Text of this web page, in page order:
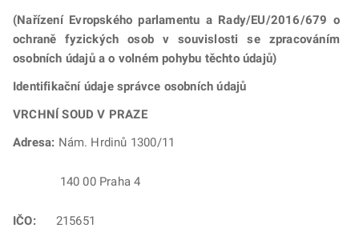
(Nařízení Evropského parlamentu a Rady/EU/2016/679 o
ochraně fyzických osob v souvislosti se zpracováním
osobních údajů a o volném pohybu těchto údajů)
Identifikační údaje správce osobních údajů
VRCHNÍ SOUD V PRAZE
Adresa: Nám. Hrdinů 1300/11
140 00 Praha 4
IČO: 215651